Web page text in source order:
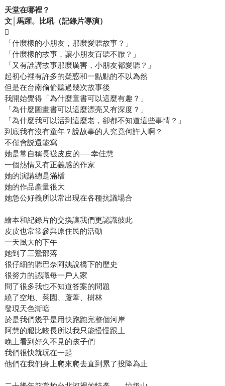
天堂在哪裡？
文│馬躍。比吼（記錄片導演）

「什麼樣的小朋友，那麼愛聽故事？」
「什麼樣的故事，讓小朋友百聽不厭？」
「又有誰講故事那麼厲害，小朋友都愛聽？」
起初心裡有許多的疑惑和一點點的不以為然
但是在台南偷偷聽過幾次故事後
我開始覺得「為什麼童書可以這麼有趣？」
「為什麼圖畫書可以這麼漂亮又有深度？」
「為什麼我可以活到這麼老，卻都不知道這些事情？」
到底我有沒有童年？說故事的人究竟何許人啊？
不僅會説還能寫
她是常自稱長襪皮皮的──幸佳慧
一個熱情又有正義感的作家
她的演講總是滿檔
她的作品產量很大
她急公好義所以常出現在各種抗議場合
繪本和紀錄片的交換讓我們更認識彼此
皮皮也常常參與原住民的活動
一天風大的下午
她到了三鶯部落
很仔細的聽巴奈阿姨說橋下的歷史
很努力的認識每一戶人家
問了很多我也不知道答案的問題
繞了空地、菜園、蘆葦、樹林
發現天色漸暗
於是我們幾乎是用快跑跑完整個河岸
阿慧的腿比較長所以我只能慢慢跟上
晚上看到好久不見的孩子們
我們很快就玩在一起
他們在我們身上爬來爬去直到累了投降為止